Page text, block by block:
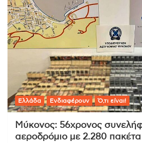
Ελλάδα Ενδιαφέρουν Ό,τι είναι!
Μύκονος: 56χρονος
αεροδρόμιο με 2.280